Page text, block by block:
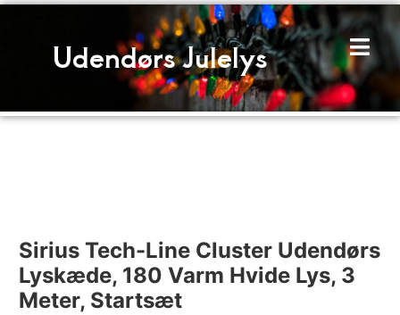
Gå
Udendørs Julelys
Sirius Tech-Line Cluster Udendørs
Lyskæde, 180 Varm Hvide Lys, 3
Meter, Startsæt